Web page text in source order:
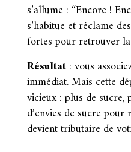
s’allume : “Encore !
s’habitue et réclame
fortes pour retrouver
Résultat: vous
immédiat. Mais cette
vicieux : plus de sucre,
d’envies de sucre
devient tributaire de